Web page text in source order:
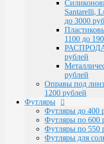
Футляры по 550
Футляры для
Детские от 400
Распродажа
Santarelli,
до 3000
1100 до
рублей
рублей
Оправы под
1200 рублей
Футляры
Футляры до 400
Футляры по 600
Футляры по 550
Футляры для